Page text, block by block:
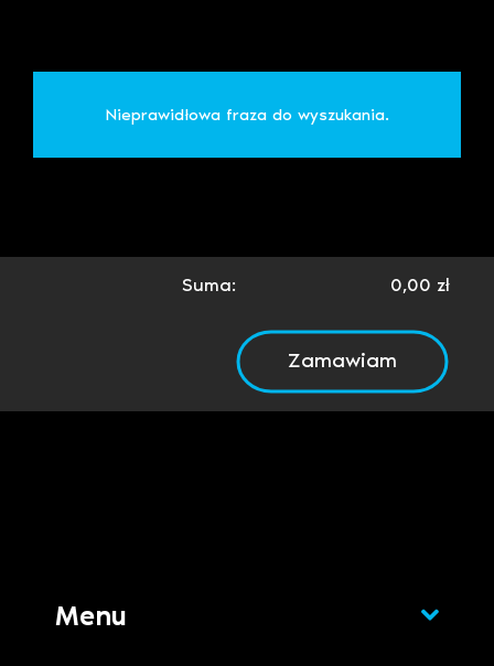
Nieprawidłowa fraza do wyszukania.
Suma: 0,00 zł
Zamawiam
Menu